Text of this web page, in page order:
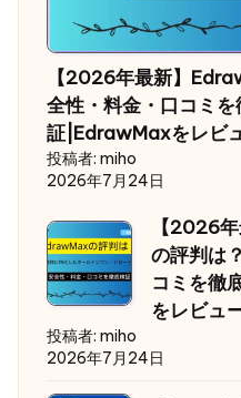
【2026年最新】
全性・料金・口コミを
証|EdrawMaxをレビ
投稿者: miho
2026年7月24日
【2026
の評判は
コミを徹
をレビュ
投稿者: miho
2026年7月24日